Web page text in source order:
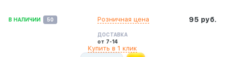
В НАЛИЧИИ 50 95 руб.
Розничная цена
ДОСТАВКА
от 7-14
Купить в 1 клик